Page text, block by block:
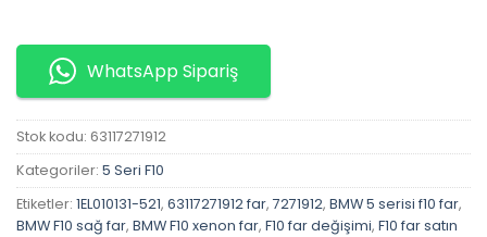
WhatsApp Sipariş
Stok kodu: 63117271912
Kategoriler: 5 Seri F10
Etiketler: 1EL010131-521, 63117271912 far, 7271912, BMW 5 serisi f10 far,
BMW F10 sağ far, BMW F10 xenon far, F10 far değişimi, F10 far satın